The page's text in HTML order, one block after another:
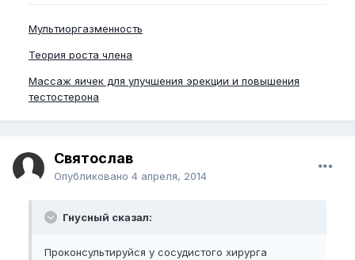
Мультиоргазменность
Теория роста члена
Массаж яичек для улучшения эрекции и повышения
тестостерона
Святослав
Опубликовано 4 апреля, 2014
Гнусный сказал:
Проконсультируйся у сосудистого хирурга